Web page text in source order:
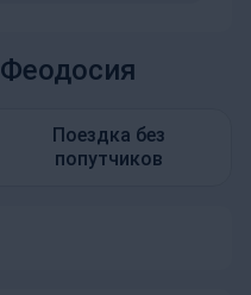
Феодосия
Поездка без
попутчиков